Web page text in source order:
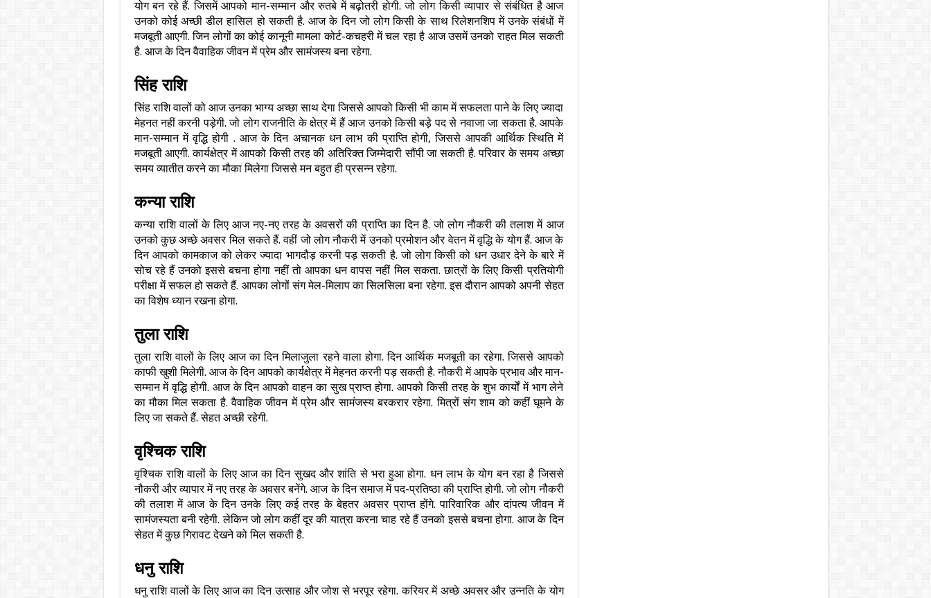
योग बन रहे हैं. जिसमें आपको मान-सम्मान और रुतबे में बढ़ोतरी होगी. जो लोग किसी व्यापार से संबंधित है आज
उनको कोई अच्छी डील हासिल हो सकती है. आज के दिन जो लोग किसी के साथ रिलेशनशिप में उनके संबंधों में
मजबूती आएगी. जिन लोगों का कोई कानूनी मामला कोर्ट-कचहरी में चल रहा है आज उसमें उनको राहत मिल सकती
है. आज के दिन वैवाहिक जीवन में प्रेम और सामंजस्य बना रहेगा.
सिंह राशि
सिंह राशि वालों को आज उनका भाग्य अच्छा साथ देगा जिससे आपको किसी भी काम में सफलता पाने के लिए ज्यादा
मेहनत नहीं करनी पड़ेगी. जो लोग राजनीति के क्षेत्र में हैं आज उनको किसी बड़े पद से नवाजा जा सकता है. आपके
मान-सम्मान में वृद्धि होगी . आज के दिन अचानक धन लाभ की प्राप्ति होगी, जिससे आपकी आर्थिक स्थिति में
मजबूती आएगी. कार्यक्षेत्र में आपको किसी तरह की अतिरिक्त जिम्मेदारी सौंपी जा सकती है. परिवार के समय अच्छा
समय व्यातीत करने का मौका मिलेगा जिससे मन बहुत ही प्रसन्न रहेगा.
कन्या राशि
कन्या राशि वालों के लिए आज नए-नए तरह के अवसरों की प्राप्ति का दिन है. जो लोग नौकरी की तलाश में आज
उनको कुछ अच्छे अवसर मिल सकते हैं. वहीं जो लोग नौकरी में उनको प्रमोशन और वेतन में वृद्धि के योग हैं. आज के
दिन आपको कामकाज को लेकर ज्यादा भागदौड़ करनी पड़ सकती है. जो लोग किसी को धन उधार देने के बारे में
सोच रहे हैं उनको इससे बचना होगा नहीं तो आपका धन वापस नहीं मिल सकता. छात्रों के लिए किसी प्रतियोगी
परीक्षा में सफल हो सकते हैं. आपका लोगों संग मेल-मिलाप का सिलसिला बना रहेगा. इस दौरान आपको अपनी सेहत
का विशेष ध्यान रखना होगा.
तुला राशि
तुला राशि वालों के लिए आज का दिन मिलाजुला रहने वाला होगा. दिन आर्थिक मजबूती का रहेगा. जिससे आपको
काफी खुशी मिलेगी. आज के दिन आपको कार्यक्षेत्र में मेहनत करनी पड़ सकती है. नौकरी में आपके प्रभाव और मान-
सम्मान में वृद्धि होगी. आज के दिन आपको वाहन का सुख प्राप्त होगा. आपको किसी तरह के शुभ कार्यों में भाग लेने
का मौका मिल सकता है. वैवाहिक जीवन में प्रेम और सामंजस्य बरकरार रहेगा. मित्रों संग शाम को कहीं घूमने के
लिए जा सकते हैं. सेहत अच्छी रहेगी.
वृश्चिक राशि
वृश्चिक राशि वालों के लिए आज का दिन सुखद और शांति से भरा हुआ होगा. धन लाभ के योग बन रहा है जिससे
नौकरी और व्यापार में नए तरह के अवसर बनेंगे. आज के दिन समाज में पद-प्रतिष्ठा की प्राप्ति होगी. जो लोग नौकरी
की तलाश में आज के दिन उनके लिए कई तरह के बेहतर अवसर प्राप्त होंगे. पारिवारिक और दांपत्य जीवन में
सामंजस्यता बनी रहेगी. लेकिन जो लोग कहीं दूर की यात्रा करना चाह रहे हैं उनको इससे बचना होगा. आज के दिन
सेहत में कुछ गिरावट देखने को मिल सकती है.
धनु राशि
धनु राशि वालों के लिए आज का दिन उत्साह और जोश से भरपूर रहेगा. करियर में अच्छे अवसर और उन्नति के योग